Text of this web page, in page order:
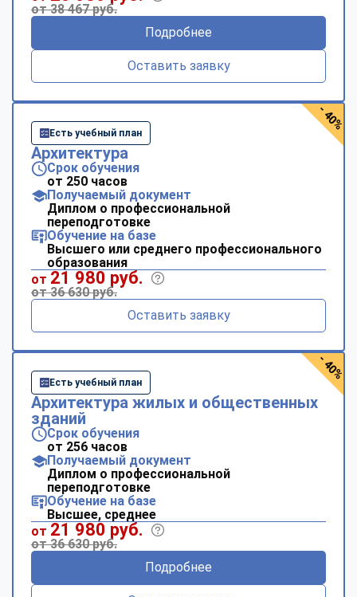
от 38 467 руб.
Подробнее
Оставить заявку
Есть учебный план
Архитектура
Срок обучения
от 250 часов
Получаемый документ
Диплом о профессиональной
переподготовке
Обучение на базе
Высшего или среднего профессионального
образования
от 21 980 руб.
от 36 630 руб.
Оставить заявку
- 40%
Есть учебный план
Архитектура жилых и общественных
зданий
Срок обучения
от 256 часов
Получаемый документ
Диплом о профессиональной
переподготовке
Обучение на базе
Высшее, среднее
от 21 980 руб.
от 36 630 руб.
Подробнее
- 40%